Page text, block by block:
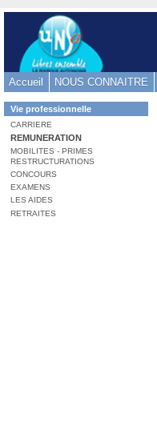
contenu
Aller
menu
-
Aller
la
recherche
Accueil NOUS CONNAITRE
Dans
la
rubrique
:
Vie professionnelle
CARRIERE
REMUNERATION
MOBILITES - PRIMES
RESTRUCTURATIONS
CONCOURS
EXAMENS
LES AIDES
RETRAITES